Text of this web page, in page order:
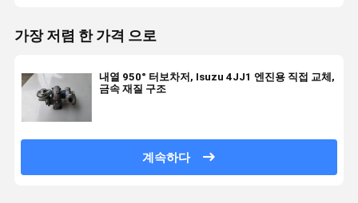
가장 저렴 한 가격 으로
내열 950° 터보차저, Isuzu 4JJ1 엔진용 직접 교체,
금속 재질 구조
계속하다